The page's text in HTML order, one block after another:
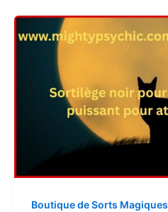
Boutique de Sorts Magiques